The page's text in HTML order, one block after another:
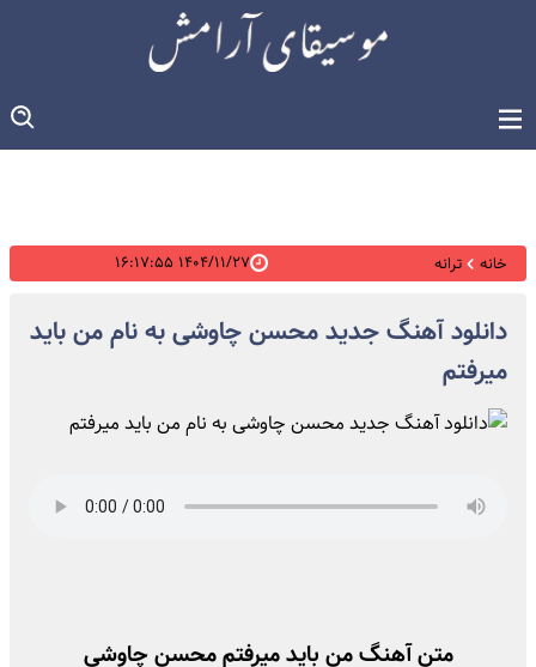
خانه ترانه ۱۴۰۴/۱۱/۲۷ ۱۶:۱۷:۵۵
دانلود آهنگ جدید محسن چاوشی به نام من باید
میرفتم
متن آهنگ من باید میرفتم محسن چاوشی